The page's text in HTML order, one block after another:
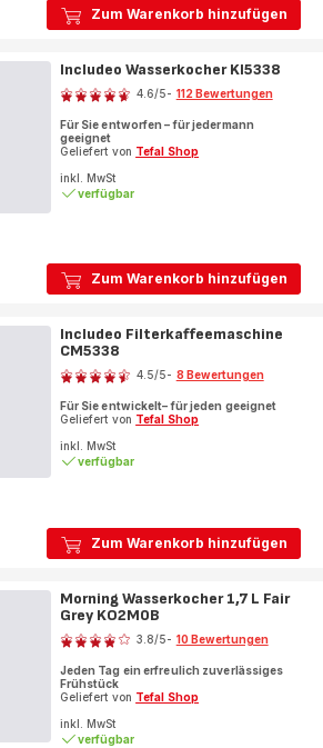
Zum Warenkorb hinzufügen
Zum Warenkorb hinzufügen
Includeo Wasserkocher KI5338
Bewertung
4.6/5- 112 Bewertungen
Für Sie entworfen – für jedermann
geeignet
Geliefert von Tefal Shop
inkl. MwSt
verfügbar
Zum Warenkorb hinzufügen
Includeo Filterkaffeemaschine
CM5338
Bewertung
4.5/5- 8 Bewertungen
Für Sie entwickelt– für jeden geeignet
Geliefert von Tefal Shop
inkl. MwSt
verfügbar
Morning Wasserkocher 1,7 L Fair
Grey KO2M0B
Bewertung
3.8/5- 10 Bewertungen
Jeden Tag ein erfreulich zuverlässiges
Frühstück
Geliefert von Tefal Shop
inkl. MwSt
verfügbar